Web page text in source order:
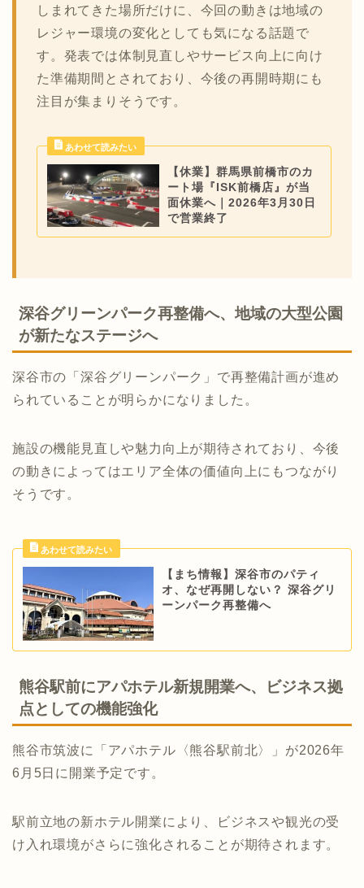
しまれてきた場所だけに、今回の動きは地域の
レジャー環境の変化としても気になる話題で
す。発表では体制見直しやサービス向上に向け
た準備期間とされており、今後の再開時期にも
注目が集まりそうです。
【休業】群馬県前橋市のカ
ート場『ISK前橋店』が当
面休業へ｜2026年3月30日
で営業終了
深谷グリーンパーク再整備へ、地域の大型公園
が新たなステージへ
深谷市の「深谷グリーンパーク」で再整備計画が進め
られていることが明らかになりました。
施設の機能見直しや魅力向上が期待されており、今後
の動きによってはエリア全体の価値向上にもつながり
そうです。
【まち情報】深谷市のパティ
オ、なぜ再開しない？ 深谷グリ
ーンパーク再整備へ
熊谷駅前にアパホテル新規開業へ、ビジネス拠
点としての機能強化
熊谷市筑波に「アパホテル〈熊谷駅前北〉」が2026年
6月5日に開業予定です。
駅前立地の新ホテル開業により、ビジネスや観光の受
け入れ環境がさらに強化されることが期待されます。